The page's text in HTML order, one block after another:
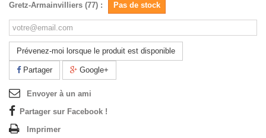
Gretz-Armainvilliers (77) : Pas de stock
Prévenez-moi lorsque le produit est disponible
Partager Google+
Envoyer à un ami
Partager sur Facebook !
Imprimer